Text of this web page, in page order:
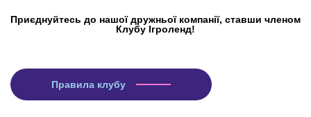
Приєднуйтесь до нашої дружньої компанії, ставши членом
Клубу Ігроленд!
Правила клубу